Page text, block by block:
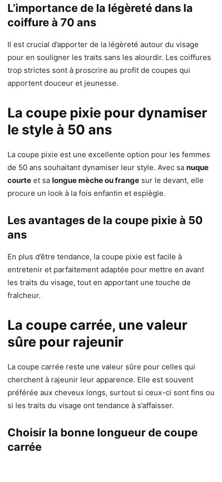
L’importance de la légèreté dans la
coiffure à 70 ans
Il est crucial d’apporter de la légèreté autour du visage
pour en souligner les traits sans les alourdir. Les coiffures
trop strictes sont à proscrire au profit de coupes qui
apportent douceur et jeunesse.
La coupe pixie pour dynamiser
le style à 50 ans
La coupe pixie est une excellente option pour les femmes
de 50 ans souhaitant dynamiser leur style. Avec sa nuque
courte et sa longue mèche ou frange sur le devant, elle
procure un look à la fois enfantin et espiègle.
Les avantages de la coupe pixie à 50
ans
En plus d’être tendance, la coupe pixie est facile à
entretenir et parfaitement adaptée pour mettre en avant
les traits du visage, tout en apportant une touche de
fraîcheur.
La coupe carrée, une valeur
sûre pour rajeunir
La coupe carrée reste une valeur sûre pour celles qui
cherchent à rajeunir leur apparence. Elle est souvent
préférée aux cheveux longs, surtout si ceux-ci sont fins ou
si les traits du visage ont tendance à s’affaisser.
Choisir la bonne longueur de coupe
carrée